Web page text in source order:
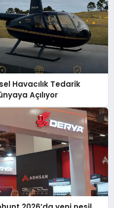
Havacılık Tedarik
Açılıyor